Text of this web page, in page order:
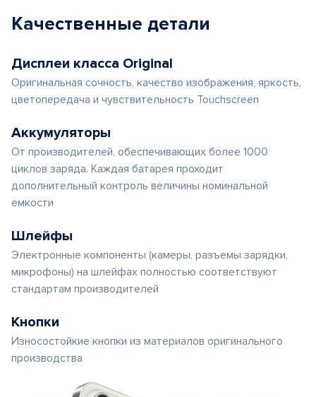
Качественные детали
Дисплеи класса Original
Оригинальная сочность, качество изображения, яркость,
цветопередача и чувствительность Touchscreen
Аккумуляторы
От производителей, обеспечивающих более 1000
циклов заряда. Каждая батарея проходит
дополнительный контроль величины номинальной
емкости
Шлейфы
Электронные компоненты (камеры, разъемы зарядки,
микрофоны) на шлейфах полностью соответствуют
стандартам производителей
Кнопки
Износостойкие кнопки из материалов оригинального
производства